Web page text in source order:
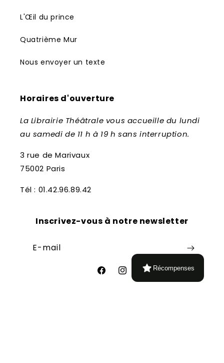
L'Œil du prince
Quatrième Mur
Nous envoyer un texte
Horaires d'ouverture
La Librairie Théâtrale vous accueille du lundi
au samedi de 11 h à 19 h sans interruption.
3 rue de Marivaux
75002 Paris
Tél : 01.42.96.89.42
Inscrivez-vous à notre newsletter
E-mail
FacebookInstagram
Récompenses